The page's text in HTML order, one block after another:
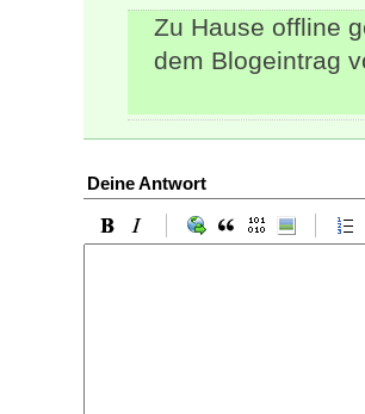
Zu Hause offline
dem Blogeintrag
Deine Antwort